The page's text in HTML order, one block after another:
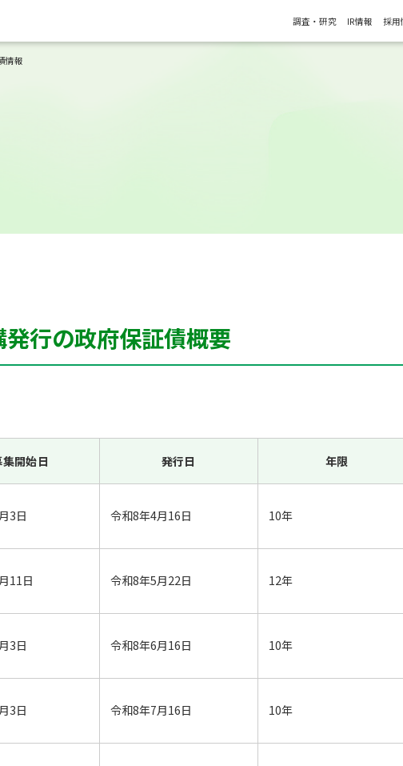
調査・研究 IR情報 採用
情報
行の政府保証債概要
開始日 発行日 年限
3日 令和8年4月16日 10年
11日 令和8年5月22日 12年
3日 令和8年6月16日 10年
3日 令和8年7月16日 10年